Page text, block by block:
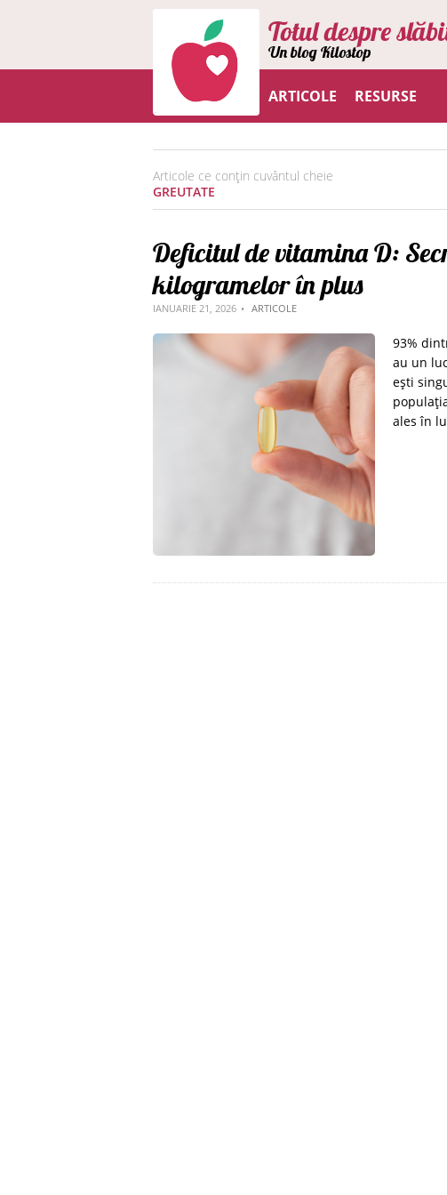
Totul despre
Un blog Kilostop
ARTICOLE RESURSE
Articole ce conțin cuvântul cheie
GREUTATE
Deficitul de vitamina D:
kilogramelor în plus
IANUARIE 21, 2026 ARTICOLE
93%
au un
ești
ales în